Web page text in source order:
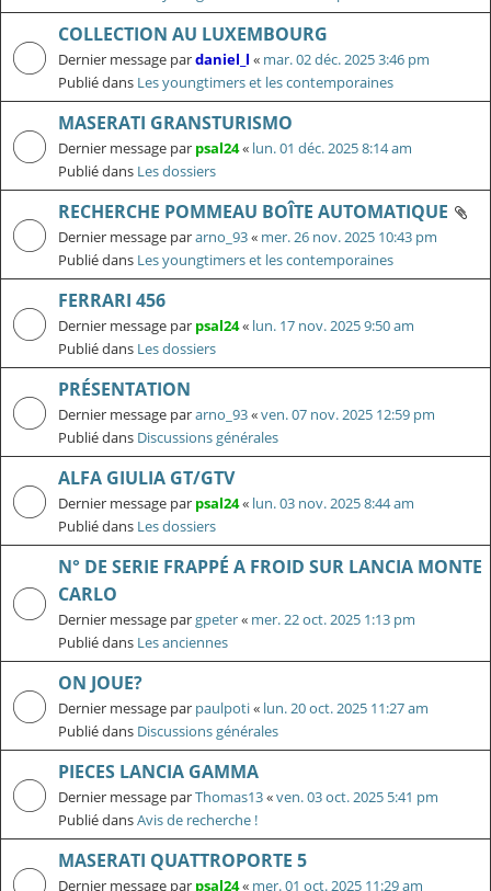
COLLECTION AU LUXEMBOURG
Dernier message pardaniel_l « mar. 02 déc. 2025 3:46 pm
Publié dans Les youngtimers et les contemporaines
MASERATI GRANSTURISMO
Dernier message par psal24« lun. 01 déc. 2025 8:14 am
Publié dans Les dossiers
RECHERCHE POMMEAU BOÎTE AUTOMATIQUE
Dernier message pararno_93« mer. 26 nov. 2025 10:43 pm
Publié dans Les youngtimers et les contemporaines
FERRARI 456
Dernier message par psal24« lun. 17 nov. 2025 9:50 am
Publié dans Les dossiers
PRÉSENTATION
Dernier message pararno_93«ven. 07 nov. 2025 12:59 pm
Publié dans Discussions générales
ALFA GIULIA GT/GTV
Dernier message par psal24« lun. 03 nov. 2025 8:44 am
Publié dans Les dossiers
N° DE SERIE FRAPPÉ A FROID SUR LANCIA MONTE
CARLO
Dernier message pargpeter« mer. 22 oct. 2025 1:13 pm
Publié dans Les anciennes
ON JOUE?
Dernier message par paulpoti« lun. 20 oct. 2025 11:27 am
Publié dans Discussions générales
PIECES LANCIA GAMMA
Dernier message parThomas13«ven. 03 oct. 2025 5:41 pm
Publié dansAvis de recherche !
MASERATI QUATTROPORTE 5
Dernier message par psal24« mer. 01 oct. 2025 11:29 am